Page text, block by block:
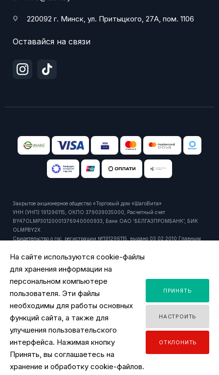
220092 г. Минск, ул. Притыцкого, 27А, пом. 1106
Оставайся на связи
Закрытое акционерное общество «Торговый дом «ШагоВита»
УНН (УНП) 191296115, ОКПО 379039035000, Расчетный счет
BY47OLMP30120001376940000933, Банк ОАО 'БЕЛГАЗПРОМБАНК', БИК
OLMPBY2X
Свидетельство о гос. регистрации №191296115, выдано 03.02.2010 Главным
Регистрационный номер в торговом реестре: 429916 от 24.10.2018г.
пом. 1106.
Время работы офиса - ПН-ПТ 9:00 - 18:00.
Время работы интернет-магазина - ПН-ПТ 09:00 - 18:00
Уполномоченный продавцом на рассмотрение обращений покупателей:
заместитель директора по розничной торговле, тел. +375 44 518 45 53, email:
y.ignatovich@tdsv.by
органов по месту государственной регистрации ЗАО "ТД "ШагоВита",
уполномоченных рассматривать обращения покупателей: Минский городской
исполнительный комитет, главное управление торговли и услуг: +375 17
На сайте используются cookie-файлы
для хранения информации на
персональном компьютере
пользователя. Эти файлы
необходимы для работы основных
функций сайта, а также для
улучшения пользовательского
интерфейса. Нажимая кнопку
Принять, вы соглашаетесь на
хранение и обработку cookie-файлов.
ПРИНЯТЬ
НАСТРОИТЬ
ОТКЛОНИТЬ